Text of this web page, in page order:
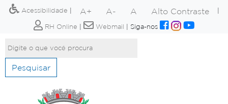
Acessibilidade A+ A- A Alto Contraste
RH Online Webmail Siga-nos
Pesquisar